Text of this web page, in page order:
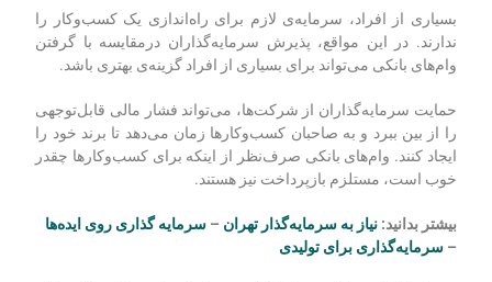
بسیاری از افراد، سرمایه‌ی لازم برای راه‌اندازی یک کسب‌وکار را
ندارند. در این مواقع، پذیرش سرمایه‌گذاران درمقایسه با گرفتن
وام‌های بانکی می‌تواند برای بسیاری از افراد گزینه‌ی بهتری باشد.
حمایت سرمایه‌گذاران از شرکت‌ها، می‌تواند فشار مالی قابل‌توجهی
را از بین ببرد و به صاحبان کسب‌و‌کارها زمان می‌دهد تا برند خود را
ایجاد کنند. وام‌های بانکی صرف‌نظر از اینکه برای کسب‌وکارها چقدر
خوب است، مستلزم بازپرداخت نیز هستند.
بیشتر بدانید:نیاز به سرمایه‌گذار تهران –سرمایه گذاری روی ایده‌ها
–سرمایه‌گذاری برای تولیدی